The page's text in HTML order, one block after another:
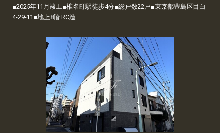
■2025年11月竣工■椎名町駅徒歩4分■総戸数22戸■東京都豊島区目白
4-29-11■地上8階 RC造